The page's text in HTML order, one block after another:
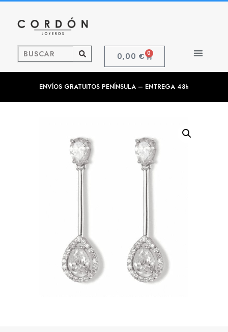
0,00 € 0
ENVÍOS GRATUITOS PENÍNSULA – ENTREGA 48h